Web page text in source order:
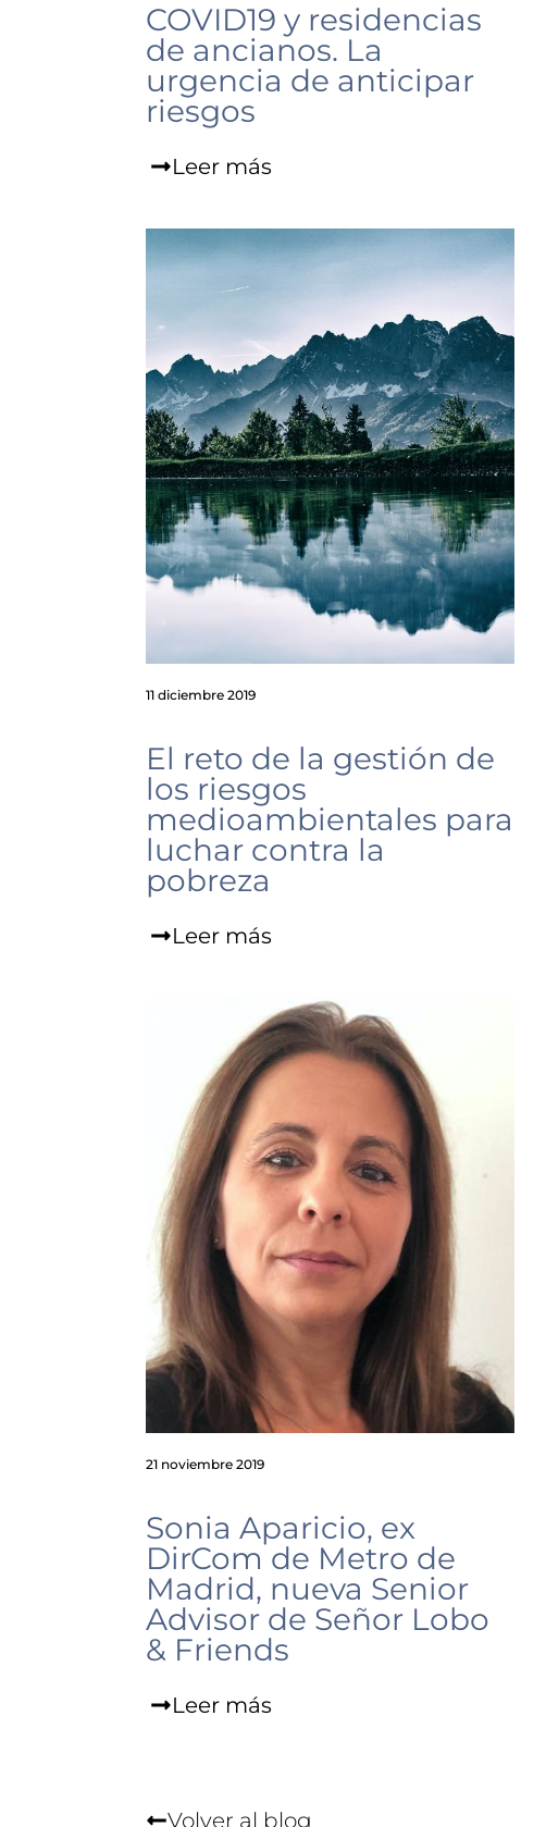
COVID19 y residencias
de ancianos. La
urgencia de anticipar
riesgos
Leer más
11 diciembre 2019
El reto de la gestión de
los riesgos
medioambientales para
luchar contra la
pobreza
Leer más
21 noviembre 2019
Sonia Aparicio, ex
DirCom de Metro de
Madrid, nueva Senior
Advisor de Señor Lobo
& Friends
Leer más
Volver al blog